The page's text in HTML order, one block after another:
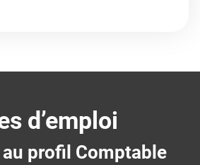
d’emploi
au profil Comptable